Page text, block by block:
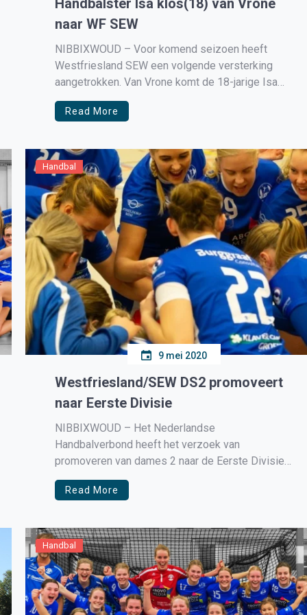
Handbalster Isa klos(18) van Vrone
naar WF SEW
NIBBIXWOUD – Voor komend seizoen heeft
Westfriesland SEW een volgende versterking
aangetrokken. Van Vrone komt de 18-jarige Isa
Klos naar Nibbixwoud om de damesselectie in de
opbouwrij te versterken. Na de komst van
derde nieuwe speelster die volgend seizoen in
het shirt […]
Read More
Handbal
9 mei 2020
Westfriesland/SEW DS2 promoveert
naar Eerste Divisie
NIBBIXWOUD – Het Nederlandse
Handbalverbond heeft het verzoek van
promoveren van dames 2 naar de Eerste Divisie
gehonoreerd! Dit blijkt uit de voorlopige poule-
indelingen voor seizoen 2020/2021 die de bond
beëindigen van alle competities zijn er door het
NHV, op basis van artikel 30 […]
Read More
Handbal